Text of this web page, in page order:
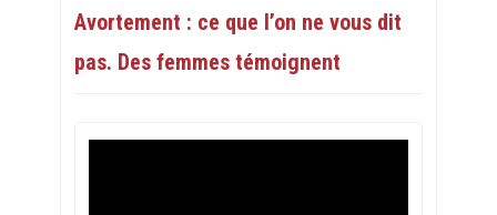
Avortement : ce que l’on ne vous dit
pas. Des femmes témoignent